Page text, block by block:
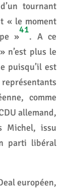
tournant
« le moment
»
41
. A ce
n’est plus le
puisqu’il est
comme
allemand,
Michel, issu
parti libéral
européen,